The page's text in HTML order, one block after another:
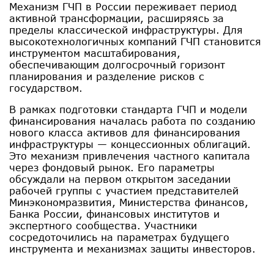
Механизм ГЧП в России переживает период
активной трансформации, расширяясь за
пределы классической инфраструктуры. Для
высокотехнологичных компаний ГЧП становится
инструментом масштабирования,
обеспечивающим долгосрочный горизонт
планирования и разделение рисков с
государством.
В рамках подготовки стандарта ГЧП и модели
финансирования началась работа по созданию
нового класса активов для финансирования
инфраструктуры — концессионных облигаций.
Это механизм привлечения частного капитала
через фондовый рынок. Его параметры
обсуждали на первом открытом заседании
рабочей группы с участием представителей
Минэкономразвития, Министерства финансов,
Банка России, финансовых институтов и
экспертного сообщества. Участники
сосредоточились на параметрах будущего
инструмента и механизмах защиты инвесторов.